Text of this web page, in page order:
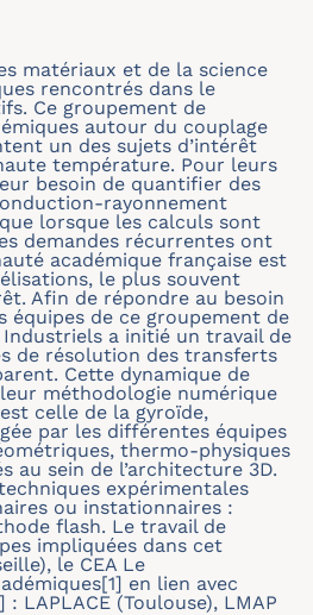
matériaux et de la science
rencontrés dans le
Ce groupement de
autour du couplage
un des sujets d’intérêt
température. Pour leurs
besoin de quantifier des
rayonnement
lorsque les calculs sont
demandes récurrentes ont
académique française est
le plus souvent
Afin de répondre au besoin
de ce groupement de
Industriels a initié un travail de
de résolution des transferts
Cette dynamique de
méthodologie numérique
celle de la gyroïde,
par les différentes équipes
thermo-physiques
sein de l’architecture 3D.
expérimentales
ou instationnaires :
flash. Le travail de
impliquées dans cet
le CEA Le
en lien avec
LAPLACE (Toulouse), LMAP